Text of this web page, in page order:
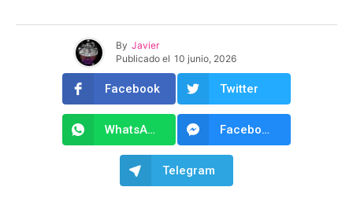
By Javier
Publicado el 10 junio, 2026
Facebook Twitter
WhatsApp Facebook Messenger
Telegram